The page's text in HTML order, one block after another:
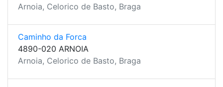
Arnoia, Celorico de Basto, Braga
Caminho da Forca
4890-020 ARNOIA
Arnoia, Celorico de Basto, Braga